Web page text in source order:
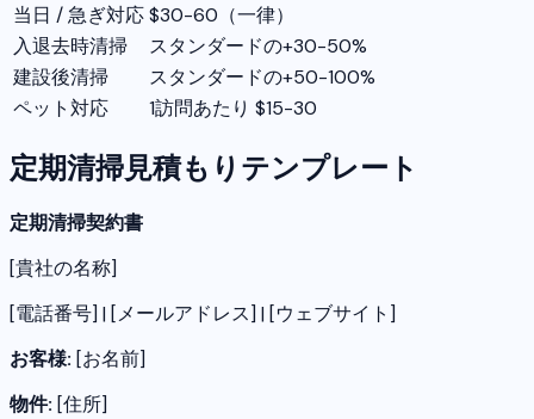
当日 / 急ぎ対応$30-60（一律）
入退去時清掃
スタンダードの+30-50%
建設後清掃
スタンダードの+50-100%
ペット対応
1訪問あたり $15-30
定期清掃見積もりテンプレート
定期清掃契約書
[貴社の名称]
[電話番号] | [メールアドレス] | [ウェブサイト]
お客様: [お名前]
物件: [住所]